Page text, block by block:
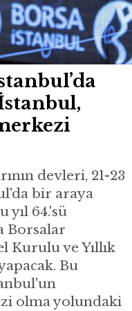
devleri, 21-23
bir araya
yıl 64.'sü
Borsalar
Kurulu ve Yıllık
Bu
olma yolundaki